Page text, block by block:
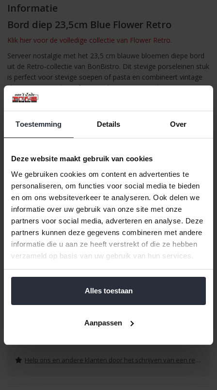
Toestemming Details Over
Deze website maakt gebruik van cookies
We gebruiken cookies om content en advertenties te
personaliseren, om functies voor social media te bieden
en om ons websiteverkeer te analyseren. Ook delen we
informatie over uw gebruik van onze site met onze
partners voor social media, adverteren en analyse. Deze
partners kunnen deze gegevens combineren met andere
informatie die u aan ze heeft verstrekt of die ze hebben
verzameld op basis van uw gebruik van hun services.
Alles toestaan
Aanpassen
Informatie
Bord diep 23,5cm Blue Flower Retro
Klik hier voor de volledige collectie van Flower Retro.
Serveer nostalgie met het 23,5 cm blauwe bloemen diepe bord
uit de Retro-collectie van BonBistro. Dit stevige porseleinen stuk
is perfect voor stevige soepen of pasta en combineert vintage
charme met moderne functionaliteit. Een onmisbaar item voor
drukke bistro's en cafés.
De Retro-collectie van BonBistro voegt karakter en warmte toe
aan elk tafelmoment. Met meerdere stijlvolle varianten biedt de
collectie een speelse knipoog naar het verleden, zonder
voor intensief gebruik in bistro’s, cateringservices en andere
Retro-collectie van BonBistro
Deze porseleinen lijn combineert vintage flair met hedendaagse
functionaliteit en is perfect voor wie sfeer en stijl wil toevoegen
aan de dagelijkse tafelsetting.
Specificaties
Lengte: 14 cm
Breedte: 23,5 cm
Voedselveilig: Ja
Help ons en andere klanten door het schrijven van een review